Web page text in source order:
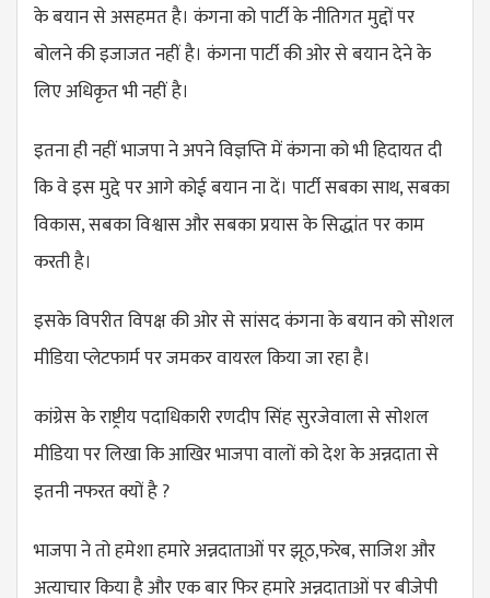
के बयान से असहमत है। कंगना को पार्टी के नीतिगत मुद्दों पर
बोलने की इजाजत नहीं है। कंगना पार्टी की ओर से बयान देने के
लिए अधिकृत भी नहीं है।
इतना ही नहीं भाजपा ने अपने विज्ञप्ति में कंगना को भी हिदायत दी
कि वे इस मुद्दे पर आगे कोई बयान ना दें। पार्टी सबका साथ, सबका
विकास, सबका विश्वास और सबका प्रयास के सिद्धांत पर काम
करती है।
इसके विपरीत विपक्ष की ओर से सांसद कंगना के बयान को सोशल
मीडिया प्लेटफार्म पर जमकर वायरल किया जा रहा है।
कांग्रेस के राष्ट्रीय पदाधिकारी रणदीप सिंह सुरजेवाला से सोशल
मीडिया पर लिखा कि आखिर भाजपा वालों को देश के अन्नदाता से
इतनी नफरत क्यों है ?
भाजपा ने तो हमेशा हमारे अन्नदाताओं पर झूठ,फरेब, साजिश और
अत्याचार किया है और एक बार फिर हमारे अन्नदाताओं पर बीजेपी